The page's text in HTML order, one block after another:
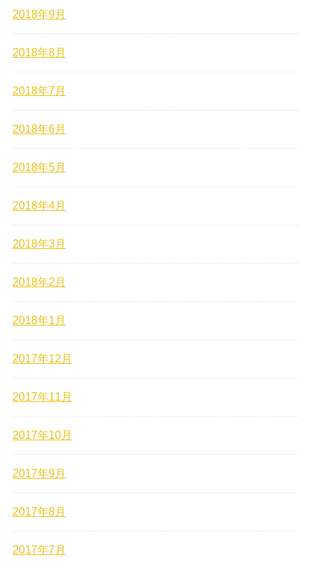
2018年9月
2018年8月
2018年7月
2018年6月
2018年5月
2018年4月
2018年3月
2018年2月
2018年1月
2017年12月
2017年11月
2017年10月
2017年9月
2017年8月
2017年7月